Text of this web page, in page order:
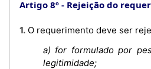
Artigo 8º Rejeição do
1. O requerimento deve ser
a) for formulado por
legitimidade;